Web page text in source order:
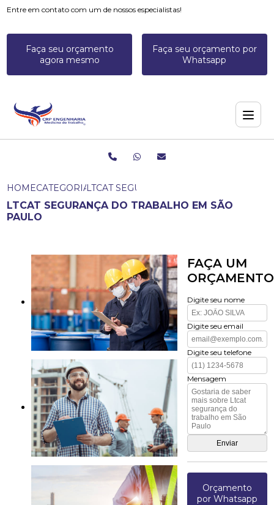
Entre em contato com um de nossos especialistas!
Faça seu orçamento
agora mesmo
Faça seu orçamento por
Whatsapp
HOMECATEGORIASLTCAT SEGURANÇA DO TRABALHO EM
LTCAT SEGURANÇA DO TRABALHO EM SÃO
PAULO
FAÇA UM
ORÇAMENTO
Digite seu nome
Digite seu email
Digite seu telefone
Mensagem
Orçamento
por Whatsapp